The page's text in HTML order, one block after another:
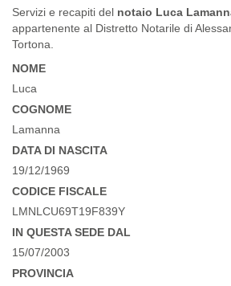
Servizi e recapiti del notaio Luca
appartenente al Distretto Notarile di
Tortona.
NOME
Luca
COGNOME
Lamanna
DATA DI NASCITA
19/12/1969
CODICE FISCALE
LMNLCU69T19F839Y
IN QUESTA SEDE DAL
15/07/2003
PROVINCIA